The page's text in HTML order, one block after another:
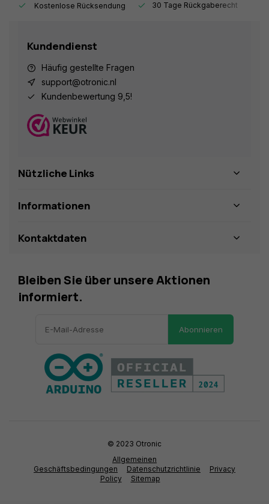
Kostenlose Rücksendung 30 Tage Rückgaberecht
Kundendienst
Häufig gestellte Fragen
support@otronic.nl
Kundenbewertung 9,5!
Nützliche Links
Informationen
Kontaktdaten
Bleiben Sie über unsere Aktionen
informiert.
Abonnieren
Allgemeinen
Geschäftsbedingungen
Datenschutzrichtlinie
Privacy
Policy
Sitemap
© 2023 Otronic